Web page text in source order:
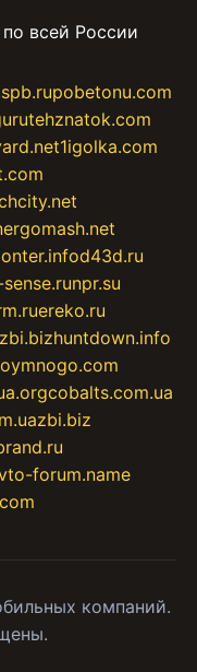
всей России
pobetonu.com
tehznatok.com
1igolka.com
d43d.ru
npr.su
ereko.ru
zbi.bizhuntdown.info
cobalts.com.ua
zbi.biz
forum.name
компаний.